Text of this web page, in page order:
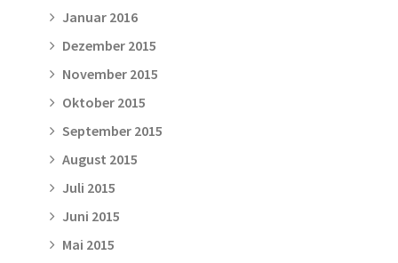
Januar 2016
Dezember 2015
November 2015
Oktober 2015
September 2015
August 2015
Juli 2015
Juni 2015
Mai 2015